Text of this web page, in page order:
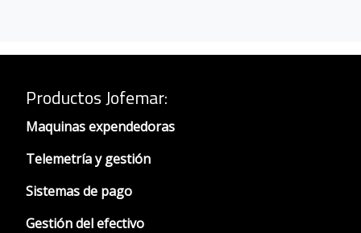
Productos Jofemar:
Maquinas expendedoras
Telemetría y gestión
Sistemas de pago
Gestión del efectivo